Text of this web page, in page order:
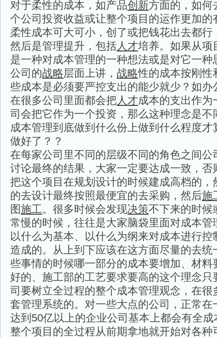
对于柔性的成本，如产品创新方面的，如何
个公司投资收益或让整个项目的运作更加的
柔性成本可大可小，创了或把钱花出去都行
然后是管理提升，包括人才培养。如果从项
是一种对成本管理的一种想法或是对它一
公司的战略层面上讲， 战略性的成本按刚性
些成本是必须要严控支出的能少就少？如办
在很多公司里面都会把人才成本的支出作为
司会把它作为一个投资，那么这种理念是不
成本管理到底做到什么份上做到什么程度
做好了？？
在每家公司里不同的层级不同的角色之间公
讨论最终的结果，大家一定要达成一致，否
把这个项目在规划设计的时候建成高档的，
的去设计最终按照最便宜的去采购，然后施
图施工。很多时候会发现决策不下来的时候
常慢的时候，往往是大家脑袋里面对成本管
以什么为基本、以什么为纲来对成本进行
造成的。从上到下应该在这方面尽量的去统
些事情的时候哪一部分的成本要增加、材料
好的、施工部的工艺要求要高的这个理念
司要树立全过程的整个成本管理观念，在很
套管理系统的。对一些大点的公司，正常在
达到50亿以上的企业公司基本上都会有全
整个项目的全过程从前期拿地就开始对各种